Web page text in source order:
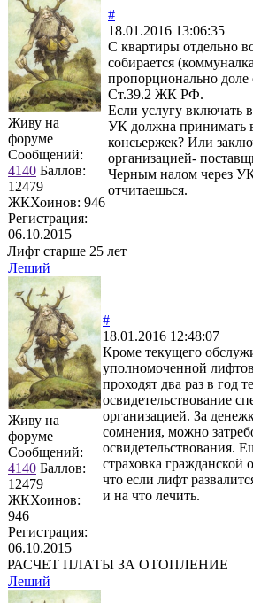
Живу на
форуме
Сообщений:
4140 Баллов:
12479
ЖКХоинов: 946
Регистрация:
06.10.2015
#
18.01.2016 13:06:35
С квартиры отдельно
собирается
пропорционально
Ст.39.2 ЖК РФ.
Если услугу включать
УК должна принимать
консьержек? Или
организацией-
Черным налом через
отчитаешься.
Лифт старше 25 лет
Леший
Живу на
форуме
Сообщений:
4140 Баллов:
12479
ЖКХоинов:
946
Регистрация:
06.10.2015
#
18.01.2016 12:48:07
Кроме текущего
уполномоченной
проходят два раз в год
освидетельствование
организацией. За
сомнения, можно
освидетельствования.
страховка гражданской
что если лифт
и на что лечить.
РАСЧЕТ ПЛАТЫ ЗА ОТОПЛЕНИЕ
Леший